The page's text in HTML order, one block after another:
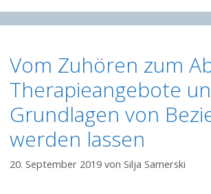
Vom Zuhören zum
Therapieangebote
Grundlagen von
werden lassen
20. September 2019 von Silja Samerski